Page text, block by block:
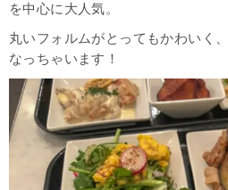
を中心に大人気。
丸いフォルムがとってもかわいく
なっちゃいます！